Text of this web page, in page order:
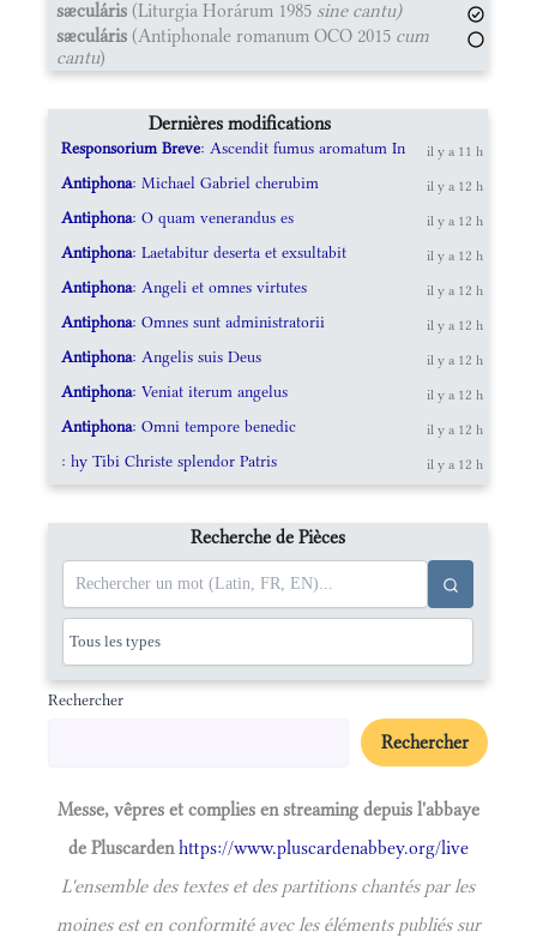
sæculáris (Liturgia Horárum 1985 sine cantu)
sæculáris (Antiphonale romanum OCO 2015 cum
cantu)
Dernières modifications
Responsorium Breve: Ascendit fumus aromatum In il y a 11 h
Antiphona: Michael Gabriel cherubim il y a 12 h
Antiphona: O quam venerandus es il y a 12 h
Antiphona: Laetabitur deserta et exsultabit il y a 12 h
Antiphona: Angeli et omnes virtutes il y a 12 h
Antiphona: Omnes sunt administratorii il y a 12 h
Antiphona: Angelis suis Deus il y a 12 h
Antiphona: Veniat iterum angelus il y a 12 h
Antiphona: Omni tempore benedic il y a 12 h
: hy Tibi Christe splendor Patris il y a 12 h
Recherche de Pièces
Rechercher
Rechercher
Messe, vêpres et complies en streaming depuis l'abbaye
de Pluscardenhttps://www.pluscardenabbey.org/live
L'ensemble des textes et des partitions chantés par les
moines est en conformité avec les éléments publiés sur